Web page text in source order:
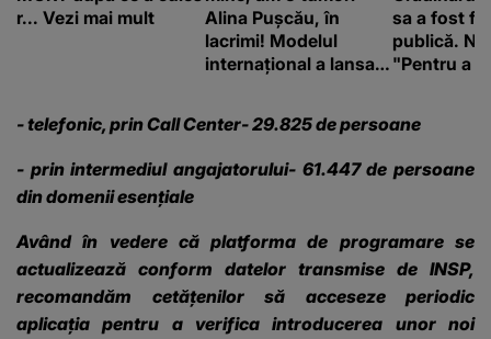
r... Vezi mai mult
Alina Pușcău, în
lacrimi! Modelul
internațional a lansat
o boală gravă
sa a fost
publică.
"Pentru a
- telefonic, prin Call Center- 29.825 de persoane
- prin intermediul angajatorului- 61.447 de persoane
din domenii esenţiale
Având în vedere că platforma de programare se
actualizează conform datelor transmise de INSP,
recomandăm cetăţenilor să acceseze periodic
aplicaţia pentru a verifica introducerea unor noi